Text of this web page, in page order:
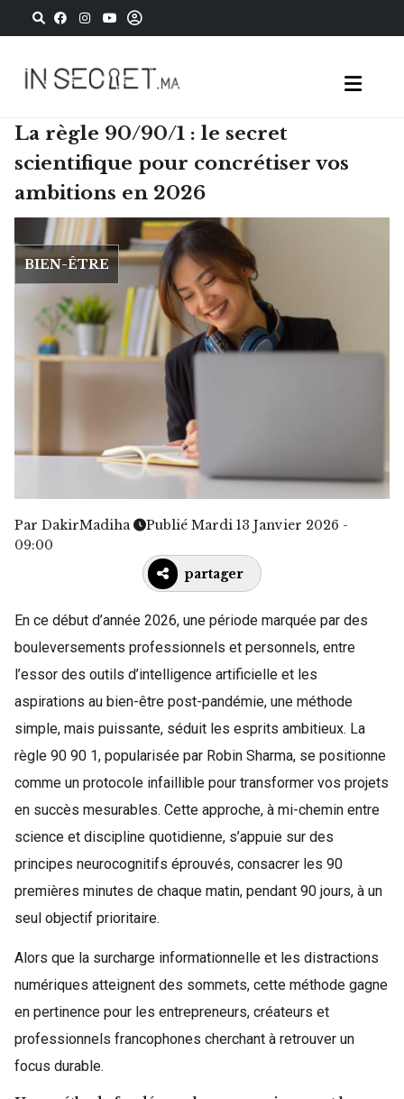
La règle 90/90/1 : le secret
scientifique pour concrétiser vos
ambitions en 2026
BIEN-ÊTRE
Par DakirMadiha
Publié Mardi 13 Janvier 2026 -
09:00
partager
En ce début d’année 2026, une période marquée par des
bouleversements professionnels et personnels, entre
l’essor des outils d’intelligence artificielle et les
aspirations au bien-être post-pandémie, une méthode
simple, mais puissante, séduit les esprits ambitieux. La
règle 90 90 1, popularisée par Robin Sharma, se positionne
comme un protocole infaillible pour transformer vos projets
en succès mesurables. Cette approche, à mi-chemin entre
science et discipline quotidienne, s’appuie sur des
principes neurocognitifs éprouvés, consacrer les 90
premières minutes de chaque matin, pendant 90 jours, à un
seul objectif prioritaire.
Alors que la surcharge informationnelle et les distractions
numériques atteignent des sommets, cette méthode gagne
en pertinence pour les entrepreneurs, créateurs et
professionnels francophones cherchant à retrouver un
focus durable.